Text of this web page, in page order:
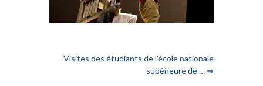
Visites des étudiants de l'école nationale
supérieure de … ⇒